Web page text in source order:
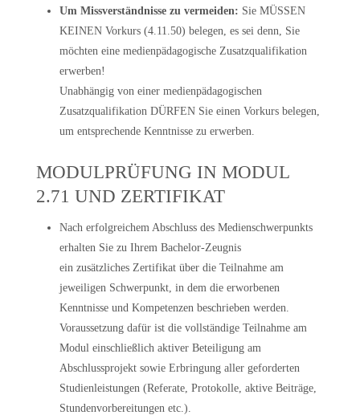
Um Missverständnisse zu vermeiden: Sie MÜSSEN
KEINEN Vorkurs (4.11.50) belegen, es sei denn, Sie
möchten eine medienpädagogische Zusatzqualifikation
erwerben!
Unabhängig von einer medienpädagogischen
Zusatzqualifikation DÜRFEN Sie einen Vorkurs belegen,
um entsprechende Kenntnisse zu erwerben.
MODULPRÜFUNG IN MODUL
2.71 UND ZERTIFIKAT
Nach erfolgreichem Abschluss des Medienschwerpunkts
erhalten Sie zu Ihrem Bachelor-Zeugnis
ein zusätzliches Zertifikat über die Teilnahme am
jeweiligen Schwerpunkt, in dem die erworbenen
Kenntnisse und Kompetenzen beschrieben werden.
Voraussetzung dafür ist die vollständige Teilnahme am
Modul einschließlich aktiver Beteiligung am
Abschlussprojekt sowie Erbringung aller geforderten
Studienleistungen (Referate, Protokolle, aktive Beiträge,
Stundenvorbereitungen etc.).